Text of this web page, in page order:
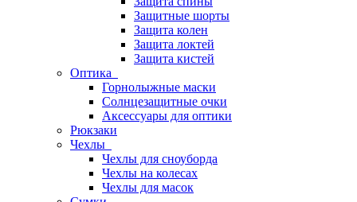
Защитные шорты
Защита колен
Защита локтей
Защита кистей
Оптика
Горнолыжные маски
Солнцезащитные очки
Аксессуары для оптики
Рюкзаки
Чехлы
Чехлы для сноуборда
Чехлы на колесах
Чехлы для масок